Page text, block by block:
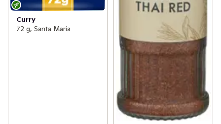
Curry
72 g, Santa Maria